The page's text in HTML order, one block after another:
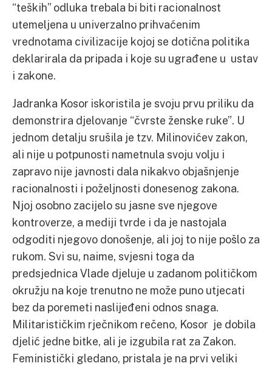
“teških” odluka trebala bi biti racionalnost
utemeljena u univerzalno prihvaćenim
vrednotama civilizacije kojoj se dotična politika
deklarirala da pripada i koje su ugrađene u ustav
i zakone.
Jadranka Kosor iskoristila je svoju prvu priliku da
demonstrira djelovanje “čvrste ženske ruke”. U
jednom detalju srušila je tzv. Milinovićev zakon,
ali nije u potpunosti nametnula svoju volju i
zapravo nije javnosti dala nikakvo objašnjenje
racionalnosti i poželjnosti donesenog zakona.
Njoj osobno zacijelo su jasne sve njegove
kontroverze, a mediji tvrde i da je nastojala
odgoditi njegovo donošenje, ali joj to nije pošlo za
rukom. Svi su, naime, svjesni toga da
predsjednica Vlade djeluje u zadanom političkom
okružju na koje trenutno ne može puno utjecati
bez da poremeti naslijeđeni odnos snaga.
Militarističkim rječnikom rečeno, Kosor je dobila
djelić jedne bitke, ali je izgubila rat za Zakon.
Feministički gledano, pristala je na prvi veliki